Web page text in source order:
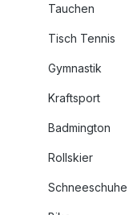
Tauchen
Tisch Tennis
Gymnastik
Kraftsport
Badmington
Rollskier
Schneeschuhe